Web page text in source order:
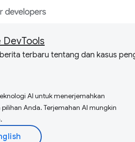
terbaru tentang dan kasus
AI untuk menerjemahkan
Anda. Terjemahan AI mungkin